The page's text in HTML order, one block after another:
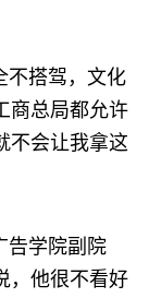
不搭驾，文化
商总局都允许
不会让我拿这
告学院副院
，他很不看好